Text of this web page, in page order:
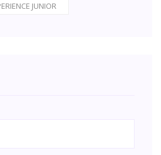
JUNIOR